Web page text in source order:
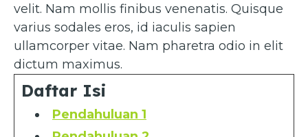
velit. Nam mollis finibus venenatis. Quisque
varius sodales eros, id iaculis sapien
ullamcorper vitae. Nam pharetra odio in elit
dictum maximus.
Daftar Isi
Pendahuluan 1